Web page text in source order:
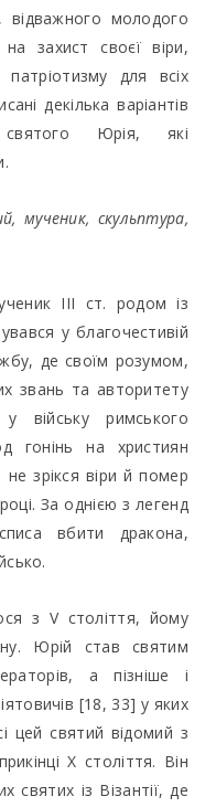
молодого
захист своєї віри,
для всіх
декілька варіантів
святого Юрія, які
мученик, скульптура,
ІІІ ст. родом із
у благочестивій
де своїм розумом,
звань та авторитету
римського
гонінь на християн
зрікся віри й помер
За однією з легенд
вбити дракона,
з V століття, йому
Юрій став святим
а пізніше і
[18, 33] у яких
цей святий відомий з
X століття. Він
святих із Візантії, де